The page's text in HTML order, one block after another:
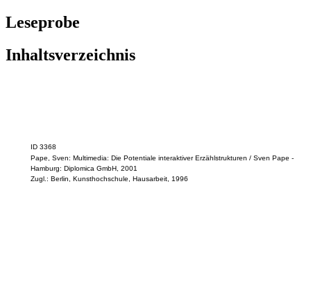
Leseprobe
Inhaltsverzeichnis
ID 3368
Pape, Sven: Multimedia: Die Potentiale interaktiver Erzählstrukturen / Sven Pape -
Hamburg: Diplomica GmbH, 2001
Zugl.: Berlin, Kunsthochschule, Hausarbeit, 1996